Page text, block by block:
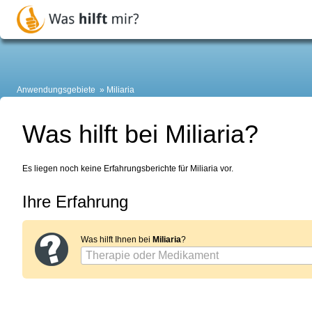
Anwendungsgebiete Miliaria
Was hilft bei Miliaria?
Es liegen noch keine Erfahrungsberichte für Miliaria vor.
Ihre Erfahrung
Was hilft Ihnen bei Miliaria?